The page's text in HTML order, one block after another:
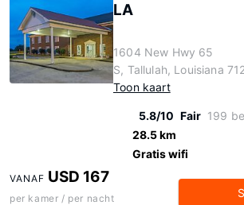
LA
1604 New Hwy 65
S, Tallulah, Louisiana
Toon kaart
5.8/10 Fair 199
28.5 km
Gratis wifi
VANAF USD 167
per kamer / per nacht